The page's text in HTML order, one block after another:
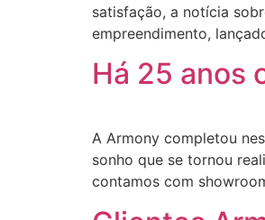
satisfação, a notícia
empreendimento,
Há 25 anos
A Armony completou
sonho que se tornou
contamos com